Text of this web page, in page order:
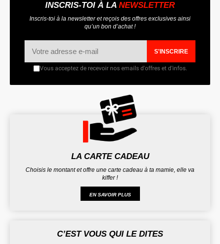
INSCRIS-TOI À LA NEWSLETTER
Inscris-toi à la newsletter et reçois des offres exclusives ainsi
qu’un bon d’achat !
S'INSCRIRE
Vous acceptez de recevoir nos emails d'offres et d'infos.
LA CARTE CADEAU
Choisis le montant et offre une carte cadeau à ta mamie, elle va
kiffer !
EN SAVOIR PLUS
C’EST VOUS QUI LE DITES